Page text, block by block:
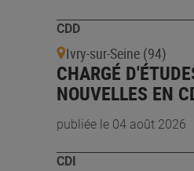
CDD
Ivry-sur-Seine (94)
CHARGÉ
NOUVELLES EN
publiée le 04 août 2026
CDI